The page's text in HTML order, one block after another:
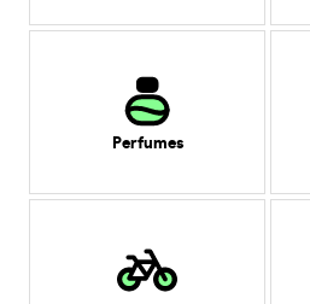
Perfumes